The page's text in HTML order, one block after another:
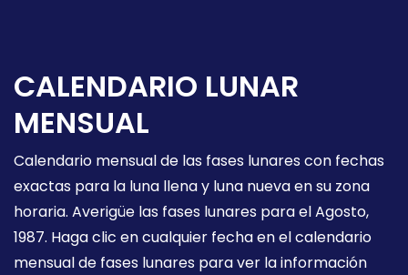
CALENDARIO LUNAR
MENSUAL
Calendario mensual de las fases lunares con fechas
exactas para la luna llena y luna nueva en su zona
horaria. Averigüe las fases lunares para el Agosto,
1987. Haga clic en cualquier fecha en el calendario
mensual de fases lunares para ver la información